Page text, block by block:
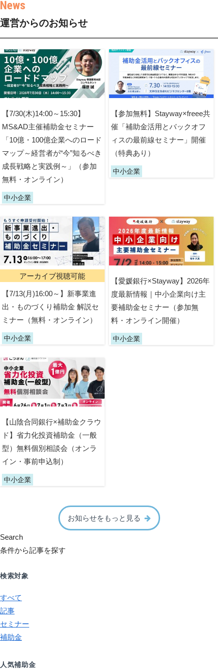
運営からのお知らせ
【7/30(木)14:00～15:30】
MS&AD主催補助金セミナー
「10億・100億企業へのロード
マップ～経営者が“今”知るべき
成長戦略と実践例～」（参加
無料・オンライン）
中小企業
【参加無料】Stayway×freee共
催「補助金活用とバックオフ
ィスの最前線セミナー」開催
（特典あり）
中小企業
アーカイブ視聴可能
【7/13(月)16:00～】新事業進
出・ものづくり補助金 解説セ
ミナー（無料・オンライン）
中小企業
【愛媛銀行×Stayway】2026年
度最新情報｜中小企業向け主
要補助金セミナー（参加無
料・オンライン開催）
中小企業
【山陰合同銀行×補助金クラウ
ド】省力化投資補助金（一般
型）無料個別相談会（オンラ
イン・事前申込制）
中小企業
お知らせをもっと見る
Search
条件から記事を探す
検索対象
すべて
記事
セミナー
補助金
人気補助金